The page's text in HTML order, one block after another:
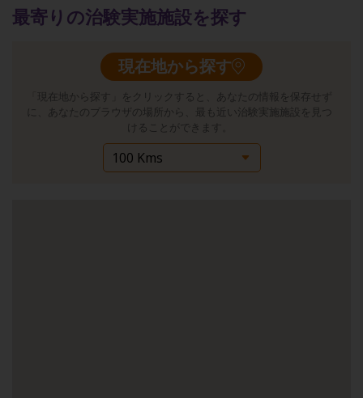
最寄りの治験実施施設を探す
現在地から探す
「現在地から探す」をクリックすると、あなたの情報を保存せず
に、あなたのブラウザの場所から、最も近い治験実施施設を見つ
けることができます。